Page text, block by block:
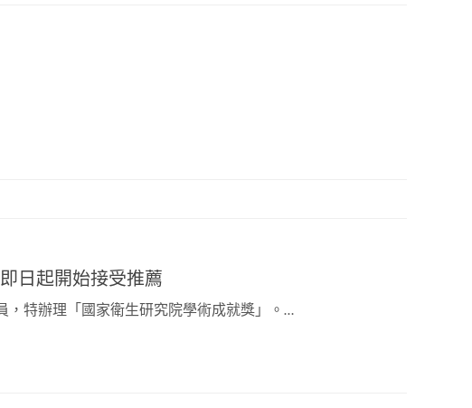
日起開始接受推薦
，特辦理「國家衛生研究院學術成就獎」。…